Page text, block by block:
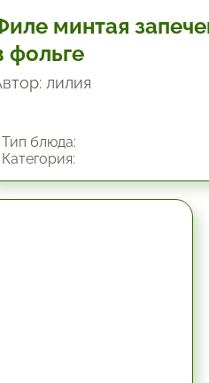
минтая
фольге
лилия
блюда: